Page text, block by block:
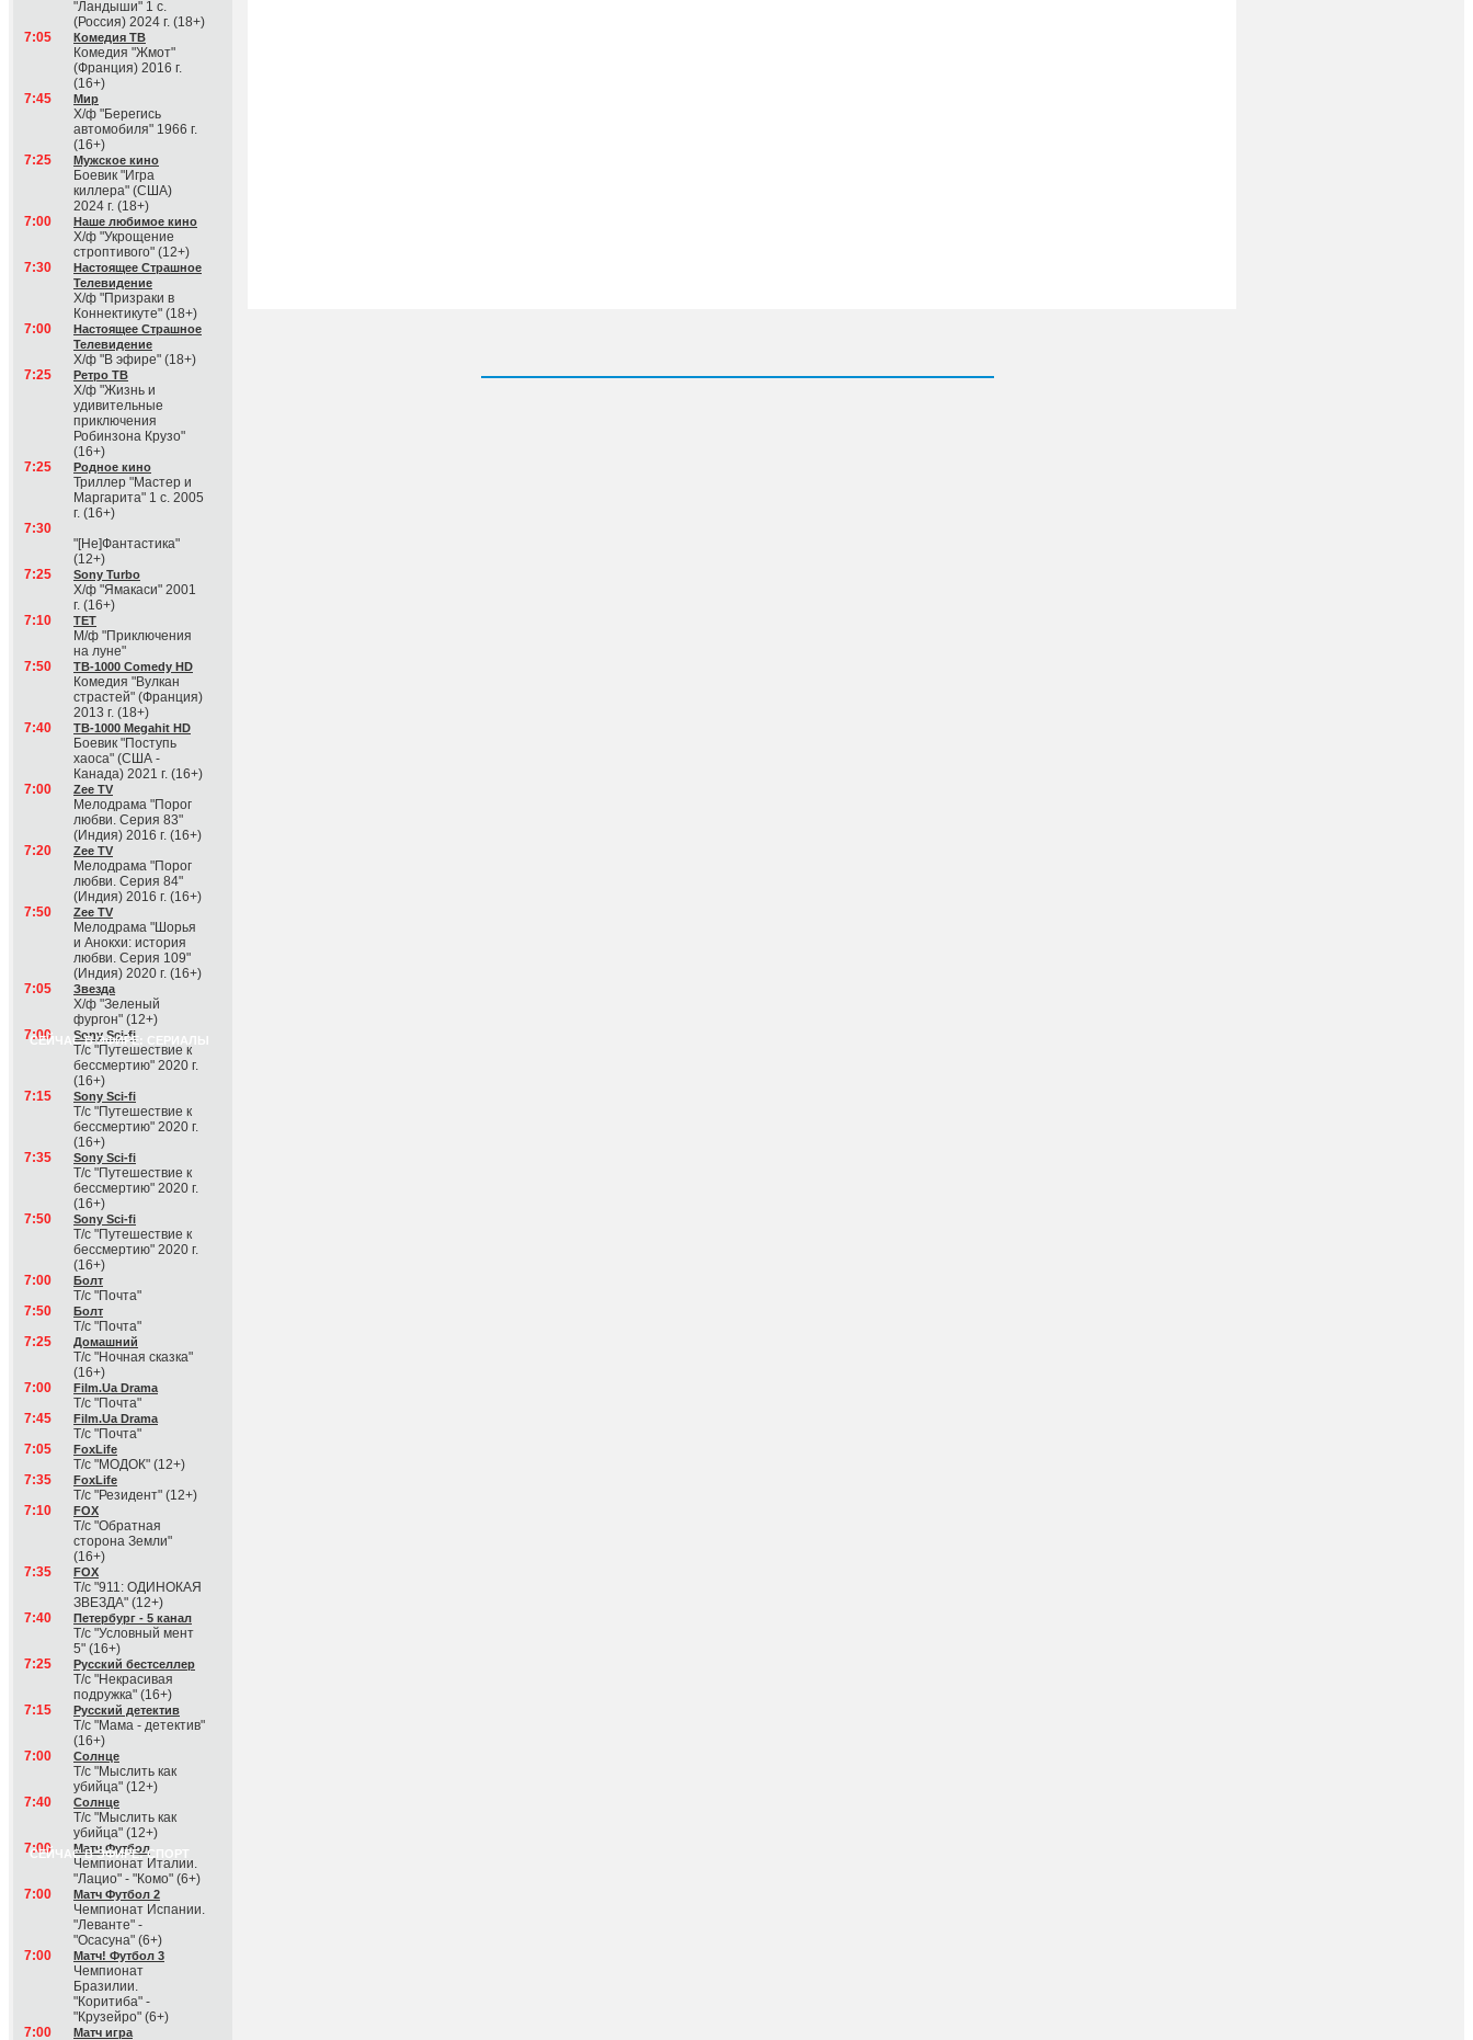
"Ландыши" 1 с.
(Россия) 2024 г. (18+)
7:05
Комедия ТВ
Комедия "Жмот"
(Франция) 2016 г.
(16+)
7:45
Мир
Х/ф "Берегись
автомобиля" 1966 г.
(16+)
7:25
Мужское кино
Боевик "Игра
киллера" (США)
2024 г. (18+)
7:00
Наше любимое кино
Х/ф "Укрощение
строптивого" (12+)
7:30
Настоящее Страшное
Телевидение
Х/ф "Призраки в
Коннектикуте" (18+)
7:00
Настоящее Страшное
Телевидение
Х/ф "В эфире" (18+)
7:25
Ретро ТВ
Х/ф "Жизнь и
удивительные
приключения
Робинзона Крузо"
(16+)
7:25
Родное кино
Триллер "Мастер и
Маргарита" 1 с. 2005
г. (16+)
7:30
"[Не]Фантастика"
(12+)
7:25
Sony Turbo
Х/ф "Ямакаси" 2001
г. (16+)
7:10
ТЕТ
М/ф "Приключения
на луне"
7:50
ТВ-1000 Comedy HD
Комедия "Вулкан
страстей" (Франция)
2013 г. (18+)
7:40
ТВ-1000 Megahit HD
Боевик "Поступь
хаоса" (США -
Канада) 2021 г. (16+)
7:00
Zee TV
Мелодрама "Порог
любви. Серия 83"
(Индия) 2016 г. (16+)
7:20
Zee TV
Мелодрама "Порог
любви. Серия 84"
(Индия) 2016 г. (16+)
7:50
Zee TV
Мелодрама "Шорья
и Анокхи: история
любви. Серия 109"
(Индия) 2020 г. (16+)
7:05
Звезда
Х/ф "Зеленый
фургон" (12+)
СЕЙЧАС В ЭФИРЕ: СЕРИАЛЫ
7:00 Sony Sci-fi
Т/с "Путешествие к
бессмертию" 2020 г.
(16+)
7:15
Sony Sci-fi
Т/с "Путешествие к
бессмертию" 2020 г.
(16+)
7:35
Sony Sci-fi
Т/с "Путешествие к
бессмертию" 2020 г.
(16+)
7:50
Sony Sci-fi
Т/с "Путешествие к
бессмертию" 2020 г.
(16+)
7:00
Болт
Т/с "Почта"
7:50
Болт
Т/с "Почта"
7:25
Домашний
Т/с "Ночная сказка"
(16+)
7:00
Film.Ua Drama
Т/с "Почта"
7:45
Film.Ua Drama
Т/с "Почта"
7:05
FoxLife
Т/с "МОДОК" (12+)
7:35
FoxLife
Т/с "Резидент" (12+)
7:10
FOX
Т/с "Обратная
сторона Земли"
(16+)
7:35
FOX
Т/с "911: ОДИНОКАЯ
ЗВЕЗДА" (12+)
7:40
Петербург - 5 канал
Т/с "Условный мент
5" (16+)
7:25
Русский бестселлер
Т/с "Некрасивая
подружка" (16+)
7:15
Русский детектив
Т/с "Мама - детектив"
(16+)
7:00
Солнце
Т/с "Мыслить как
убийца" (12+)
7:40
Солнце
Т/с "Мыслить как
убийца" (12+)
СЕЙЧАС В ЭФИРЕ: СПОРТ
7:00 Матч Футбол
Чемпионат Италии.
"Лацио" - "Комо" (6+)
7:00
Матч Футбол 2
Чемпионат Испании.
"Леванте" -
"Осасуна" (6+)
7:00
Матч! Футбол 3
Чемпионат
Бразилии.
"Коритиба" -
"Крузейро" (6+)
7:00
Матч игра